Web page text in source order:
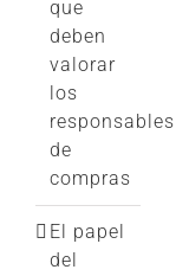
que
deben
valorar
los
responsables
de
compras
El papel
del